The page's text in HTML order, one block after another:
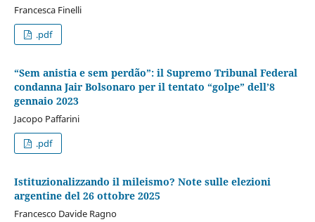
Francesca Finelli
.pdf
“Sem anistia e sem perdão”: il Supremo Tribunal Federal
condanna Jair Bolsonaro per il tentato “golpe” dell’8
gennaio 2023
Jacopo Paffarini
.pdf
Istituzionalizzando il mileismo? Note sulle elezioni
argentine del 26 ottobre 2025
Francesco Davide Ragno